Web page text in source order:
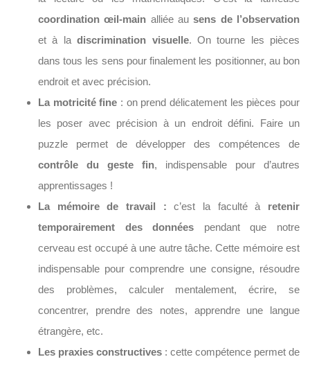
coordination œil-main alliée ausens de l’observation
et à ladiscrimination visuelle. On tourne les pièces
dans tous les sens pour finalement les positionner, au bon
endroit et avec précision.
La motricité fine : on prend délicatement les pièces pour
les poser avec précision à un endroit défini. Faire un
puzzle permet de développer des compétences de
contrôle du geste fin, indispensable pour d’autres
apprentissages !
La mémoire de travail : c’est la faculté à retenir
temporairement des données pendant que notre
cerveau est occupé à une autre tâche. Cette mémoire est
indispensable pour comprendre une consigne, résoudre
des problèmes, calculer mentalement, écrire, se
concentrer, prendre des notes, apprendre une langue
étrangère, etc.
Les praxies constructives : cette compétence permet de